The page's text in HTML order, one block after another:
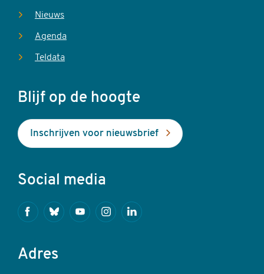
Nieuws
Agenda
Teldata
Blijf op de hoogte
Inschrijven voor nieuwsbrief
Social media
FacebookBlueskyYoutubeInstagramLinkedin
Adres